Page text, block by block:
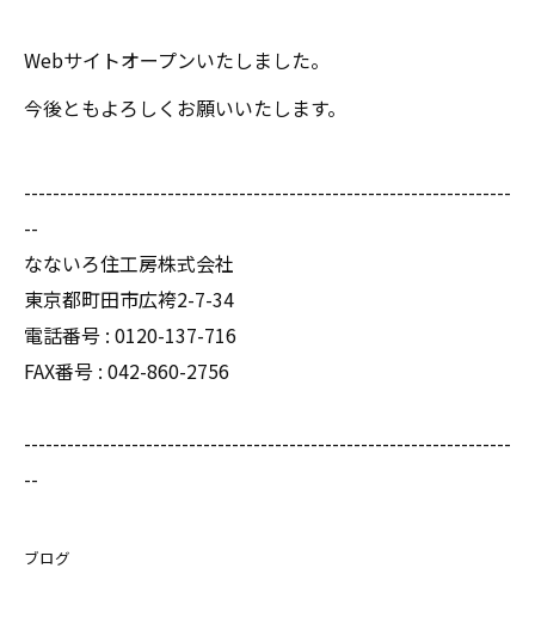
Webサイトオープンいたしました。
今後ともよろしくお願いいたします。
--------------------------------------------------------------------
--
なないろ住工房株式会社
東京都町田市広袴2-7-34
電話番号 : 0120-137-716
FAX番号 : 042-860-2756
--------------------------------------------------------------------
--
ブログ